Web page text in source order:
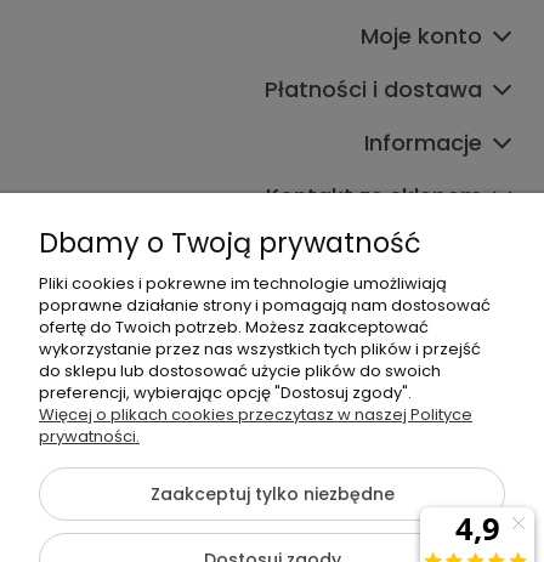
Moje konto
Płatności i dostawa
Informacje
Kontakt ze sklepem
Dane kontaktowe
603377506
sklep@komfort-biuro.pl
Nasz Facebook
©2026 Wszelkie Prawa Zastrzeżone | Komfort Biuro - meble
biurowe
Dbamy o Twoją prywatność
Pliki cookies i pokrewne im technologie umożliwiają
poprawne działanie strony i pomagają nam dostosować
ofertę do Twoich potrzeb. Możesz zaakceptować
wykorzystanie przez nas wszystkich tych plików i przejść
do sklepu lub dostosować użycie plików do swoich
preferencji, wybierając opcję "Dostosuj zgody".
Więcej o plikach cookies przeczytasz w naszej Polityce
prywatności.
Zaakceptuj tylko niezbędne